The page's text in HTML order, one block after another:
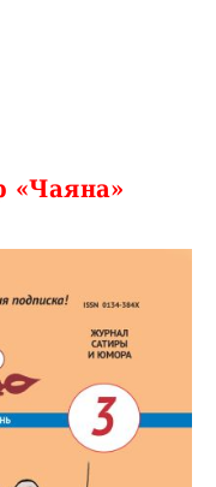
«Чаяна»